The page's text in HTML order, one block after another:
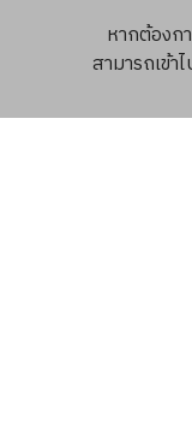
หากต้องก
สามารถเข้